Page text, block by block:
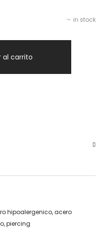
in stock
al carrito
hipoalergenico,acero
,piercing